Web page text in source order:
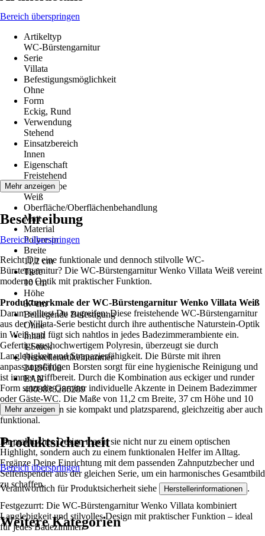
Bereich überspringen
Artikeltyp
WC-Bürstengarnitur
Serie
Villata
Befestigungsmöglichkeit
Ohne
Form
Eckig, Rund
Verwendung
Stehend
Einsatzbereich
Innen
Eigenschaft
Freistehend
Grundfarbe
Weiß
Oberfläche/Oberflächenbehandlung
Matt
Material
Polyresin
Breite
11,2 cm
Tiefe
10 cm
Höhe
37 cm
Beiliegende Befestigung
Ohne
Inhalt
1 Stück
Herstellerartikelnummer
24196100
EAN
4008838286289
Mehr anzeigen
Beschreibung
Bereich überspringen
Reicht Dir eine funktionale und dennoch stilvolle WC-
Bürstengarnitur? Die WC-Bürstengarnitur Wenko Villata Weiß vereint
moderne Optik mit praktischer Funktion.
Produktmerkmale der WC-Bürstengarnitur Wenko Villata Weiß
Darum solltest Du zugreifen: Diese freistehende WC-Bürstengarnitur
aus der Villata-Serie besticht durch ihre authentische Naturstein-Optik
in Weiß und fügt sich nahtlos in jedes Badezimmerambiente ein.
Gefertigt aus hochwertigem Polyresin, überzeugt sie durch
Langlebigkeit und Strapazierfähigkeit. Die Bürste mit ihren
anpassungsfähigen Borsten sorgt für eine hygienische Reinigung und
ist immer griffbereit. Durch die Kombination aus eckiger und runder
Form setzt die Garnitur individuelle Akzente in Deinem Badezimmer
oder Gäste-WC. Die Maße von 11,2 cm Breite, 37 cm Höhe und 10
cm Tiefe machen sie kompakt und platzsparend, gleichzeitig aber auch
funktional.
Ihr praktisches Design macht sie nicht nur zu einem optischen
Highlight, sondern auch zu einem funktionalen Helfer im Alltag.
Ergänze Deine Einrichtung mit dem passenden Zahnputzbecher und
Seifenspender aus der gleichen Serie, um ein harmonisches Gesamtbild
zu schaffen.
Festgezurrt: Die WC-Bürstengarnitur Wenko Villata kombiniert
Langlebigkeit und stilvolles Design mit praktischer Funktion – ideal
für jedes Badezimmer.
Mehr anzeigen
Produktsicherheit
Bereich überspringen
Verantwortlich für Produktsicherheit siehe Herstellerinformationen .
Weitere Kategorien